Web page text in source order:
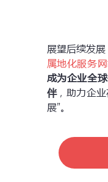
展望后续发展
属地化服务
成为企业全
伴，助力企
展”。